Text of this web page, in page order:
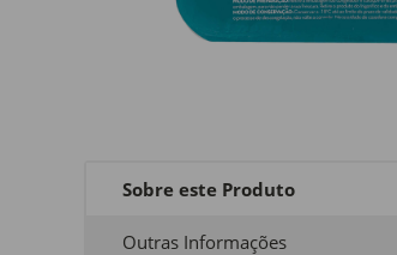
Sobre este Produto
Outras Informações